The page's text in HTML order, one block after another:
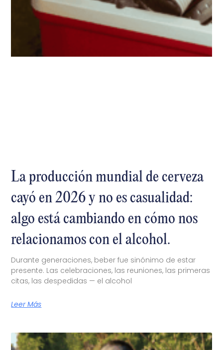
La producción mundial de cerveza
cayó en 2026 y no es casualidad:
algo está cambiando en cómo nos
relacionamos con el alcohol.
Durante generaciones, beber fue sinónimo de estar
presente. Las celebraciones, las reuniones, las primeras
citas, las despedidas — el alcohol
Leer Más